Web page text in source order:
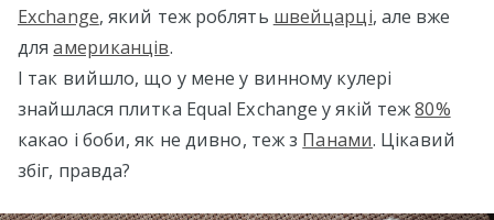
Exchange, який теж роблять швейцарці, але вже
дляамериканців.
І так вийшло, що у мене у винному кулері
знайшлася плитка Equal Exchange у якій теж80%
какао і боби, як не дивно, теж з Панами. Цікавий
збіг, правда?